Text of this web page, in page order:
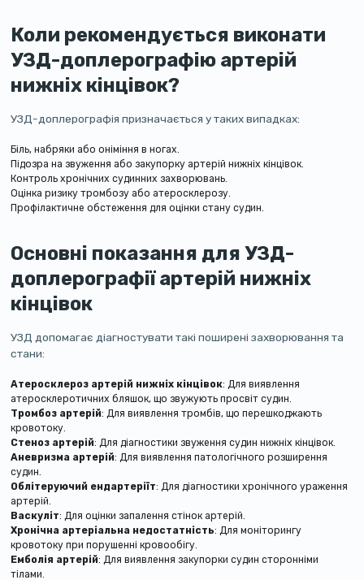
Коли рекомендується виконати
УЗД-доплерографію артерій
нижніх кінцівок?
УЗД-доплерографія призначається у таких випадках:
Біль, набряки або оніміння в ногах.
Підозра на звуження або закупорку артерій нижніх кінцівок.
Контроль хронічних судинних захворювань.
Оцінка ризику тромбозу або атеросклерозу.
Профілактичне обстеження для оцінки стану судин.
Основні показання для УЗД-
доплерографії артерій нижніх
кінцівок
УЗД допомагає діагностувати такі поширені захворювання та
стани:
Атеросклероз артерій нижніх кінцівок: Для виявлення
атеросклеротичних бляшок, що звужують просвіт судин.
Тромбоз артерій: Для виявлення тромбів, що перешкоджають
кровотоку.
Стеноз артерій: Для діагностики звуження судин нижніх кінцівок.
Аневризма артерій: Для виявлення патологічного розширення
судин.
Облітеруючий ендартеріїт: Для діагностики хронічного ураження
артерій.
Васкуліт: Для оцінки запалення стінок артерій.
Хронічна артеріальна недостатність: Для моніторингу
кровотоку при порушенні кровообігу.
Емболія артерій: Для виявлення закупорки судин сторонніми
тілами.